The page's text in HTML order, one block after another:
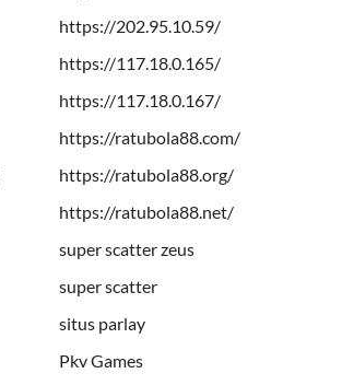
https://202.95.10.59/
https://117.18.0.165/
https://117.18.0.167/
https://ratubola88.com/
https://ratubola88.org/
https://ratubola88.net/
super scatter zeus
super scatter
situs parlay
Pkv Games